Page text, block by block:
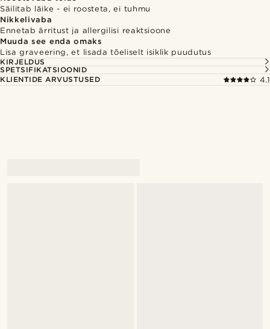
Säilitab läike - ei roosteta, ei tuhmu
Nikkelivaba
Ennetab ärritust ja allergilisi reaktsioone
Muuda see enda omaks
Lisa graveering, et lisada tõeliselt isiklik puudutus
KIRJELDUS
SPETSIFIKATSIOONID
KLIENTIDE ARVUSTUSED
4.1